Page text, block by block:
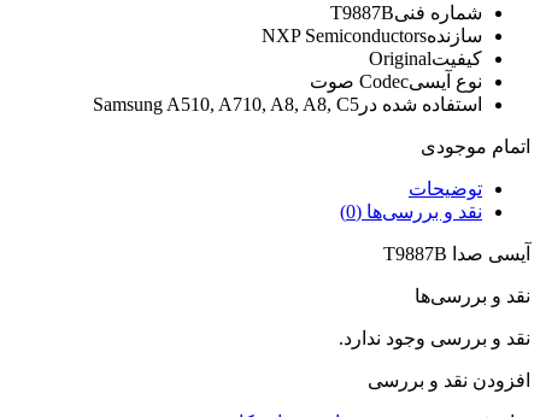
شماره فنیT9887B
سازندهNXP Semiconductors
کیفیتOriginal
نوع آیسیCodec صوت
استفاده شده در Samsung A510, A710, A8, A8, C5
اتمام موجودی
توضیحات
نقد و بررسی‌ها (0)
آیسی صدا T9887B
نقد و بررسی‌ها
نقد و بررسی وجود ندارد.
افزودن نقد و بررسی